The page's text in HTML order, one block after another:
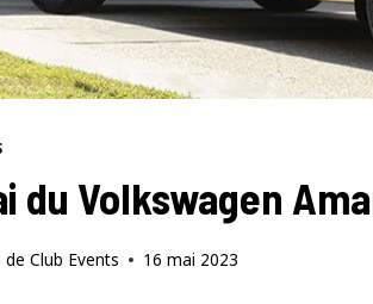
du Volkswagen
de Club Events 16 mai 2023